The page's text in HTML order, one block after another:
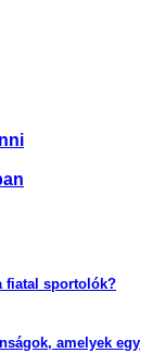
fiatal sportolók?
amelyek egy